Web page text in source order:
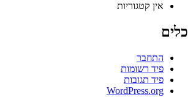
אין קטגוריות
כלים
התחבר
פיד רשומות
פיד תגובות
WordPress.org